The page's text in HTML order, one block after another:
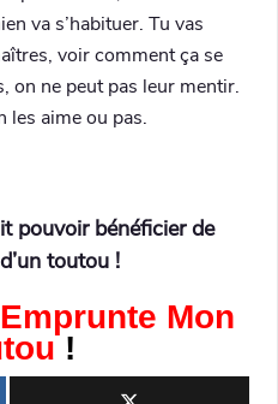
va s’habituer. Tu vas
voir comment ça se
on ne peut pas leur mentir.
les aime ou pas.
pouvoir bénéficier de
toutou !
Emprunte Mon
!